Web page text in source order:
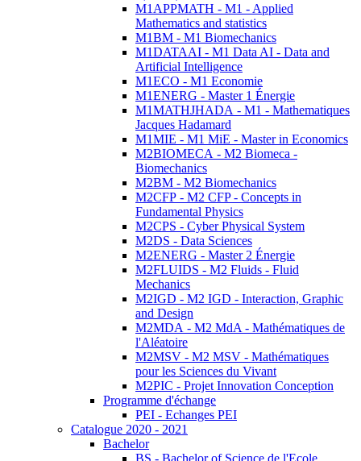
M1APPMATH - M1 - Applied
Mathematics and statistics
M1BM - M1 Biomechanics
M1DATAAI - M1 Data AI - Data and
Artificial Intelligence
M1ECO - M1 Economie
M1ENERG - Master 1 Énergie
M1MATHJHADA - M1 - Mathematiques
Jacques Hadamard
M1MIE - M1 MiE - Master in Economics
M2BIOMECA - M2 Biomeca -
Biomechanics
M2BM - M2 Biomechanics
M2CFP - M2 CFP - Concepts in
Fundamental Physics
M2CPS - Cyber Physical System
M2DS - Data Sciences
M2ENERG - Master 2 Énergie
M2FLUIDS - M2 Fluids - Fluid
Mechanics
M2IGD - M2 IGD - Interaction, Graphic
and Design
M2MDA - M2 MdA - Mathématiques de
l'Aléatoire
M2MSV - M2 MSV - Mathématiques
pour les Sciences du Vivant
M2PIC - Projet Innovation Conception
Programme d'échange
PEI - Echanges PEI
Catalogue 2020 - 2021
Bachelor
BS - Bachelor of Science de l'Ecole